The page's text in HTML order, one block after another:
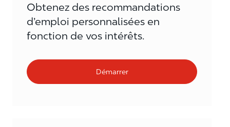
Obtenez des recommandations
d’emploi personnalisées en
fonction de vos intérêts.
Démarrer